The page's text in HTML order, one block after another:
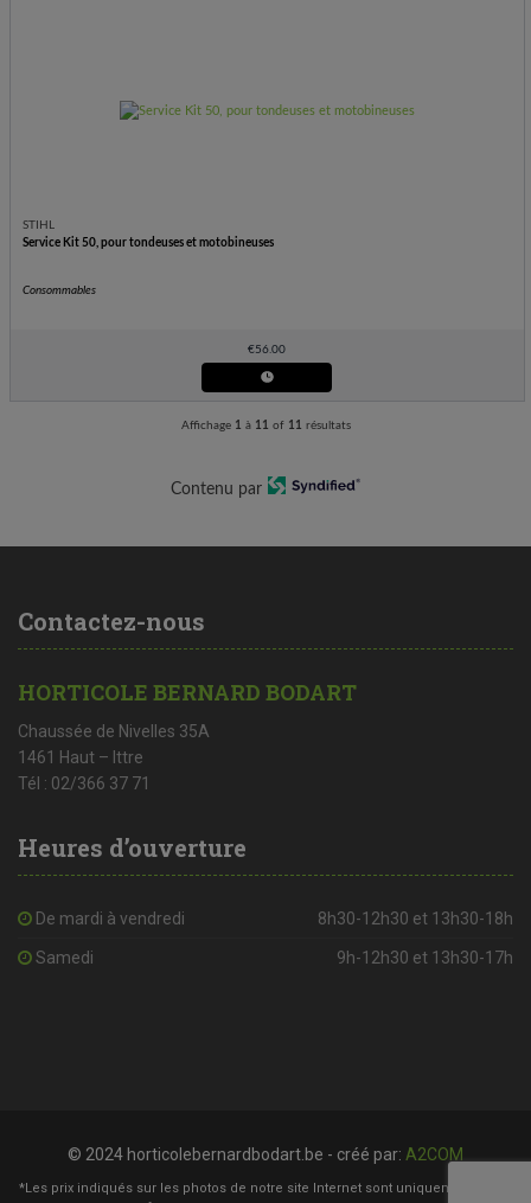
STIHL
Service Kit 50, pour tondeuses et motobineuses
Consommables
€56.00
Affichage 1 à 11 of 11 résultats
Contenu par
Contactez-nous
HORTICOLE BERNARD BODART
Chaussée de Nivelles 35A
1461 Haut – Ittre
Tél : 02/366 37 71
Heures d’ouverture
De mardi à vendredi 8h30-12h30 et 13h30-18h
Samedi 9h-12h30 et 13h30-17h
© 2024 horticolebernardbodart.be - créé par: A2COM
*Les prix indiqués sur les photos de notre site Internet sont uniquement à titre